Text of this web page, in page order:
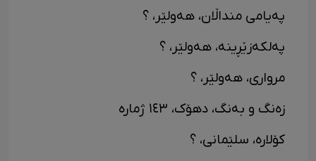
پەیامی منداڵان، هەولێر، ؟
پەلکەزێڕینە، هەولێر، ؟
مرواری، هەولێر، ؟
زەنگ و بەنگ، دهۆک، ١٤٣ ژمارە
کۆلارە، سلێمانی، ؟